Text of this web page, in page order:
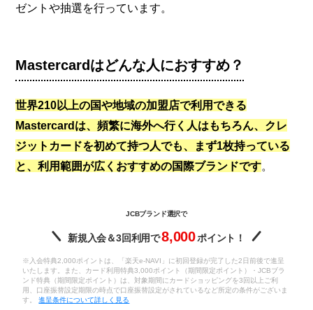
ゼントや抽選を行っています。
Mastercardはどんな人におすすめ？
世界210以上の国や地域の加盟店で利用できる
Mastercardは、頻繁に海外へ行く人はもちろん、クレ
ジットカードを初めて持つ人でも、まず1枚持っている
と、利用範囲が広くおすすめの国際ブランドです。
JCBブランド選択で
新規入会＆3回利用で8,000ポイント！
※入会特典2,000ポイントは、「楽天e-NAVI」に初回登録が完了した2日前後で進呈
いたします。また、カード利用特典3,000ポイント（期間限定ポイント）・JCBブラ
ンド特典（期間限定ポイント）は、対象期間にカードショッピングを3回以上ご利
用、口座振替設定期限の時点で口座振替設定がされているなど所定の条件がございま
す。進呈条件について詳しく見る